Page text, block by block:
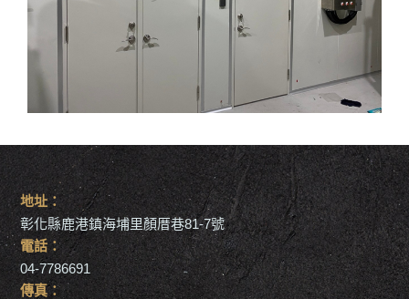
地址：
彰化縣鹿港鎮海埔里顏厝巷81-7號
電話：
04-7786691
傳真：